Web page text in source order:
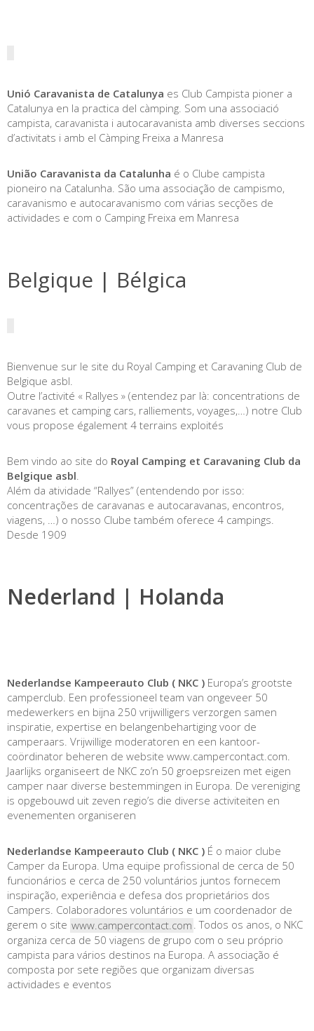
Unió Caravanista de Catalunya es Club Campista pioner a
Catalunya en la practica del càmping. Som una associació
campista, caravanista i autocaravanista amb diverses seccions
d’activitats i amb el Càmping Freixa a Manresa
União Caravanista da Catalunha é o Clube campista
pioneiro na Catalunha. São uma associação de campismo,
caravanismo e autocaravanismo com várias secções de
actividades e com o Camping Freixa em Manresa
Belgique | Bélgica
Bienvenue sur le site du Royal Camping et Caravaning Club de
Belgique asbl.
Outre l’activité « Rallyes » (entendez par là: concentrations de
caravanes et camping cars, ralliements, voyages,…) notre Club
vous propose également 4 terrains exploités
Bem vindo ao site do Royal Camping et Caravaning Club da
Belgique asbl
Além da atividade “Rallyes” (entendendo por isso:
concentrações de caravanas e autocaravanas, encontros,
viagens, …) o nosso Clube também oferece 4 campings.
Desde 1909
Nederland | Holanda
Nederlandse Kampeerauto Club ( NKC ) Europa’s grootste
camperclub. Een professioneel team van ongeveer 50
medewerkers en bijna 250 vrijwilligers verzorgen samen
inspiratie, expertise en belangenbehartiging voor de
camperaars. Vrijwillige moderatoren en een kantoor­
coördinator beheren de website www.campercontact.com.
Jaarlijks organiseert de NKC zo’n 50 groepsreizen met eigen
camper naar diverse bestemmingen in Europa. De vereniging
is opgebouwd uit zeven regio’s die diverse activiteiten en
evenementen organiseren
Nederlandse Kampeerauto Club ( NKC ) É o maior clube
Camper da Europa. Uma equipe profissional de cerca de 50
funcionários e cerca de 250 voluntários juntos fornecem
inspiração, experiência e defesa dos proprietários dos
Campers. Colaboradores voluntários e um coordenador de
gerem o site www.campercontact.com . Todos os anos, o NKC
organiza cerca de 50 viagens de grupo com o seu próprio
campista para vários destinos na Europa. A associação é
composta por sete regiões que organizam diversas
actividades e eventos